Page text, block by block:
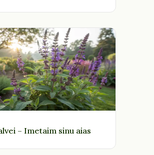
– Imetaim sinu aias